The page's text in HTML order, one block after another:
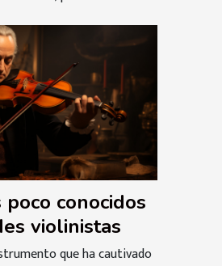
conocidos
violinistas
que ha cautivado